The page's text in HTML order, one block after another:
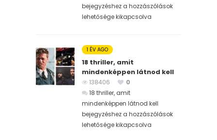
bejegyzéshez a hozzászólások
lehetősége kikapcsolva
1 ÉV AGO
18 thriller, amit
mindenképpen látnod kell
138406
0
18 thriller, amit
mindenképpen látnod kell
bejegyzéshez a hozzászólások
lehetősége kikapcsolva